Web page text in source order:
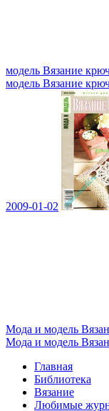
модель Вязание
модель Вязание
2009-01-02
Мода и модель
Мода и модель
Главная
Библиотека
Вязание
Любимые